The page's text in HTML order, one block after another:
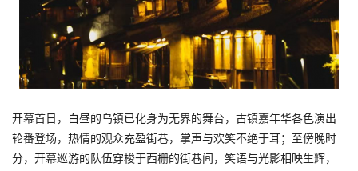
开幕首日，白昼的乌镇已化身为无界的舞台，古镇嘉年华各色演出
轮番登场，热情的观众充盈街巷，掌声与欢笑不绝于耳；至傍晚时
分，开幕巡游的队伍穿梭于西栅的街巷间，笑语与光影相映生辉，